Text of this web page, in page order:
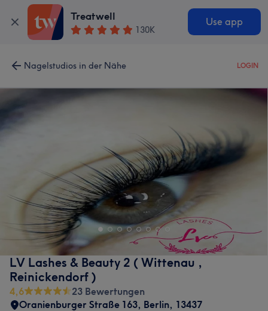
Treatwell
130K
Use app
Nagelstudios in der Nähe LOGIN
LV Lashes & Beauty 2 ( Wittenau ,
Reinickendorf )
4,6
23 Bewertungen
Oranienburger Straße 163, Berlin, 13437